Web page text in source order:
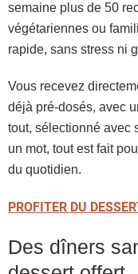
semaine plus de 50
végétariennes ou
rapide, sans stress ni
Vous recevez
déjà pré-dosés, avec
tout, sélectionné avec
un mot, tout est fait
du quotidien.
PROFITER DU
Des dîners